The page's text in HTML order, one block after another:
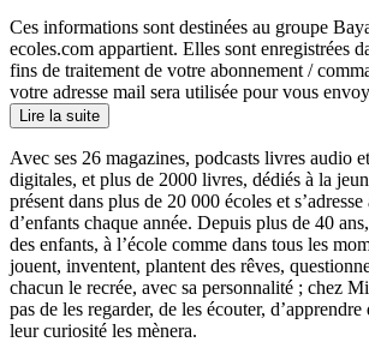
Ces informations sont destinées au groupe
ecoles.com appartient. Elles sont enregistrées
fins de traitement de votre abonnement /
votre adresse mail sera utilisée pour vous
Lire la suite
Avec ses 26 magazines, podcasts livres audio
digitales, et plus de 2000 livres, dédiés à la
présent dans plus de 20 000 écoles et
d’enfants chaque année. Depuis plus de 40
des enfants, à l’école comme dans tous les
jouent, inventent, plantent des rêves,
chacun le recrée, avec sa personnalité ; chez
pas de les regarder, de les écouter,
leur curiosité les mènera.